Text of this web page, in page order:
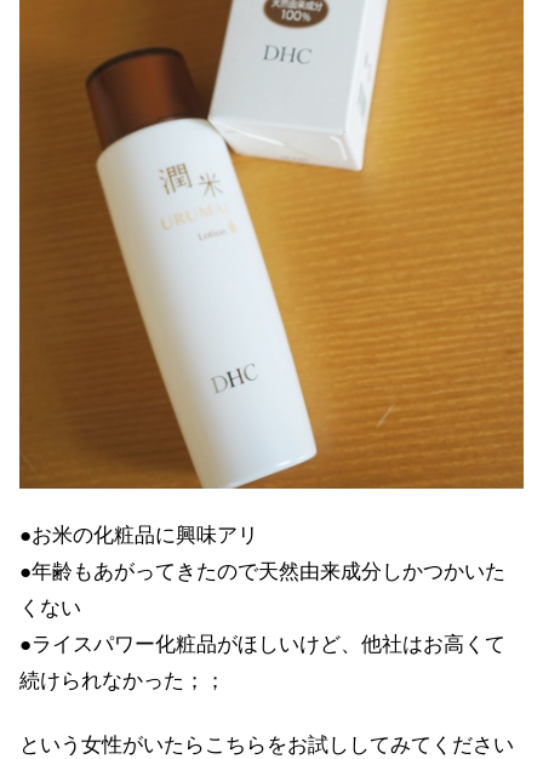
●お米の化粧品に興味アリ
●年齢もあがってきたので天然由来成分しかつかいた
くない
●ライスパワー化粧品がほしいけど、他社はお高くて
続けられなかった；；
という女性がいたらこちらをお試ししてみてください